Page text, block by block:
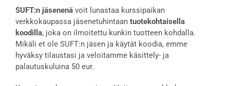
SUFT:n jäsenenä voit lunastaa kurssipaikan
verkkokaupassa jäsenetuhintaan tuotekohtaisella
koodilla, joka on ilmoitettu kunkin tuotteen kohdalla.
Mikäli et ole SUFT:n jäsen ja käytät koodia, emme
hyväksy tilaustasi ja veloitamme käsittely- ja
palautuskuluina 50 eur.